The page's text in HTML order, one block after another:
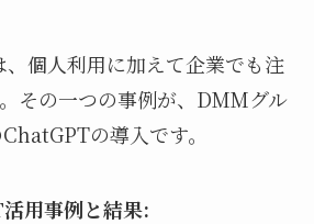
個人利用に加えて企業でも注
その一つの事例が、DMMグル
の導入です。
用事例と結果: